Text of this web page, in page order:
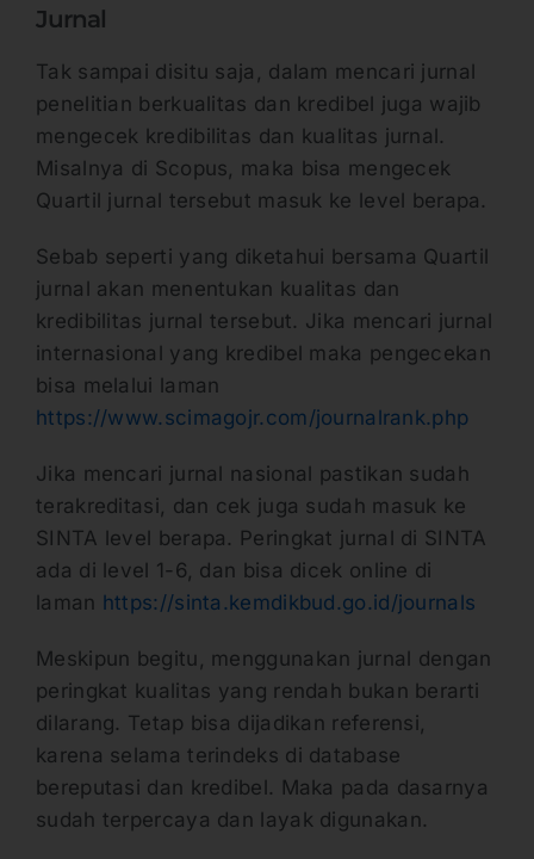
Jurnal
Tak sampai disitu saja, dalam mencari jurnal
penelitian berkualitas dan kredibel juga wajib
mengecek kredibilitas dan kualitas jurnal.
Misalnya di Scopus, maka bisa mengecek
Quartil jurnal tersebut masuk ke level berapa.
Sebab seperti yang diketahui bersama Quartil
jurnal akan menentukan kualitas dan
kredibilitas jurnal tersebut. Jika mencari jurnal
internasional yang kredibel maka pengecekan
bisa melalui laman
https://www.scimagojr.com/journalrank.php
Jika mencari jurnal nasional pastikan sudah
terakreditasi, dan cek juga sudah masuk ke
SINTA level berapa. Peringkat jurnal di SINTA
ada di level 1-6, dan bisa dicek online di
laman https://sinta.kemdikbud.go.id/journals
Meskipun begitu, menggunakan jurnal dengan
peringkat kualitas yang rendah bukan berarti
dilarang. Tetap bisa dijadikan referensi,
karena selama terindeks di database
bereputasi dan kredibel. Maka pada dasarnya
sudah terpercaya dan layak digunakan.